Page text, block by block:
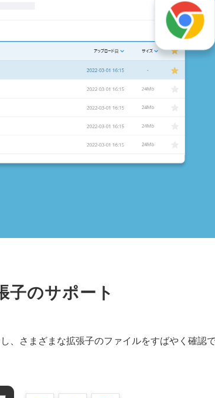
子のサポート
さまざまな拡張子のファイルをすばやく確認で